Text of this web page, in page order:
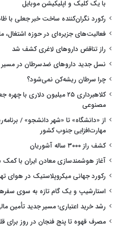
با یک کلیک و اپلیکیشن موبایل
رکورد نگران‌کننده ساخت خبر جعلی
فعالیت‌های جزیره‌ای در حوزه
راز تناقض داروهای لاغری کشف شد
نسل جدید داروهای ضدسرطان در مسیر
چرا سرطان ریشه‌کن نمی‌شود؟
کلاهبرداری ۲۵ میلیون
مصنوعی
از «دانشگاه» تا «شهر دانشجو» /
مهارت‌افزایی جنوب کشور
کشف راز ۳۰۰۰ ساله آشوریان
آغاز هوشمندسازی معادن ایران با
رکورد جهانی میکروپلاستیک در هوای
استارشیپ و یک گام تازه به سوی
رشد خرید اعتباری؛ مسیر جدید تأمین
مصرف قهوه تا پنج فنجان در روز برای